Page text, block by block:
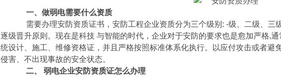
一、做弱电需要什么资质
需要办理安防资质证书，安防工程企业资质分为三个级别: -级、二级、三
逐级晋升原则。现在是科技 与智能的时代，企业对于安防的要求也是愈加严格,
统设计、施工、维修资格证，并且严格按照标准体系化执行。以应付攻击或者避
侵害、不出现事故的安全状态。
二、 弱电企业安防资质证怎么办理